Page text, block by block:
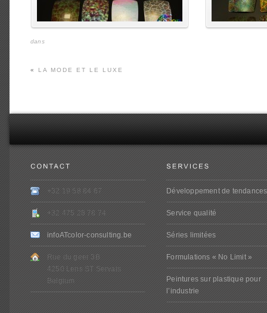
dans
« LA MODE ET LE LUXE
+32 19 58 84 67
+32 475 28 78 74
infoATcolor-consulting.be
Rue du geer 3B
4250 Lens ST Servais
Belgium
Développement de tendances
Service qualité
Séries limitées
Formulations « No Limit »
Peintures sur plastique pour
l’industrie